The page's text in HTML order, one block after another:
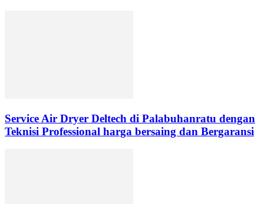
Service Air Dryer Deltech di Palabuhanratu dengan
Teknisi Professional harga bersaing dan Bergaransi